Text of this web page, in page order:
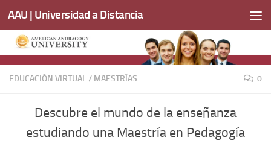
Saltar al contenido
AAU | Universidad a Distancia
EDUCACIÓN VIRTUAL/ MAESTRÍAS 0
Descubre el mundo de la enseñanza
estudiando una Maestría en Pedagogía